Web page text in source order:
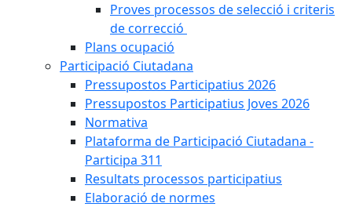
Proves processos de selecció i criteris
de correcció
Plans ocupació
Participació Ciutadana
Pressupostos Participatius 2026
Pressupostos Participatius Joves 2026
Normativa
Plataforma de Participació Ciutadana -
Participa 311
Resultats processos participatius
Elaboració de normes